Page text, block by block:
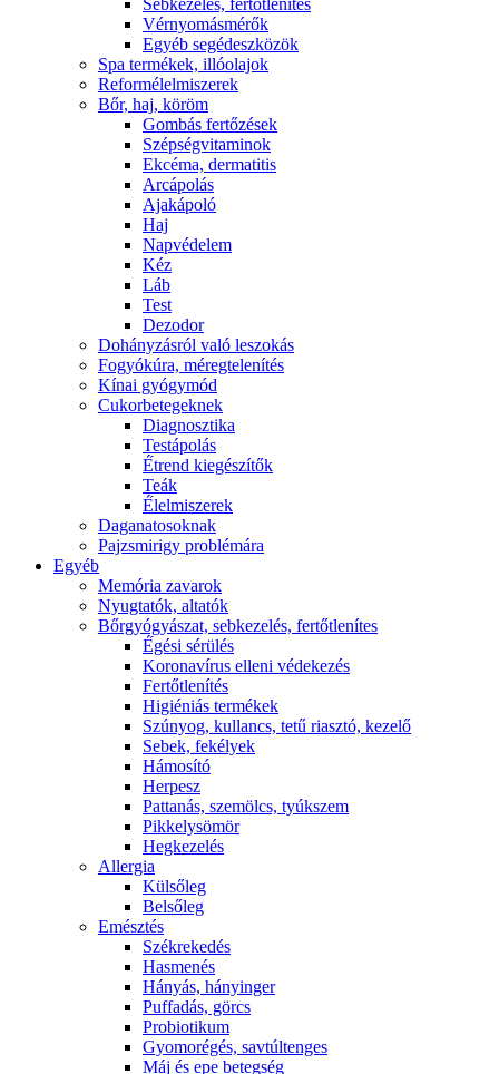
Sebkezelés, fertőtlenítés
Vérnyomásmérők
Egyéb segédeszközök
Spa termékek, illóolajok
Reformélelmiszerek
Bőr, haj, köröm
Gombás fertőzések
Szépségvitaminok
Ekcéma, dermatitis
Arcápolás
Ajakápoló
Haj
Napvédelem
Kéz
Láb
Test
Dezodor
Dohányzásról való leszokás
Fogyókúra, méregtelenítés
Kínai gyógymód
Cukorbetegeknek
Diagnosztika
Testápolás
É́trend kiegészítők
Teák
É́lelmiszerek
Daganatosoknak
Pajzsmirigy problémára
Egyéb
Memória zavarok
Nyugtatók, altatók
Bőrgyógyászat, sebkezelés, fertőtlenítes
É́gési sérülés
Koronavírus elleni védekezés
Fertőtlenítés
Higiéniás termékek
Szúnyog, kullancs, tetű riasztó, kezelő
Sebek, fekélyek
Hámosító
Herpesz
Pattanás, szemölcs, tyúkszem
Pikkelysömör
Hegkezelés
Allergia
Külsőleg
Belsőleg
Emésztés
Székrekedés
Hasmenés
Hányás, hányinger
Puffadás, görcs
Probiotikum
Gyomorégés, savtúltenges
Máj és epe betegség